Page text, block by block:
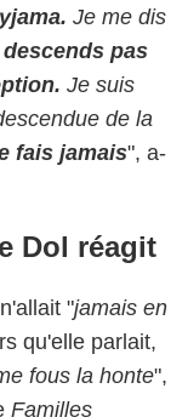
Je me dis
pas
Je suis
de la
fais jamais", a-
Dol réagit
"jamais en
qu'elle parlait,
fous la honte",
Familles